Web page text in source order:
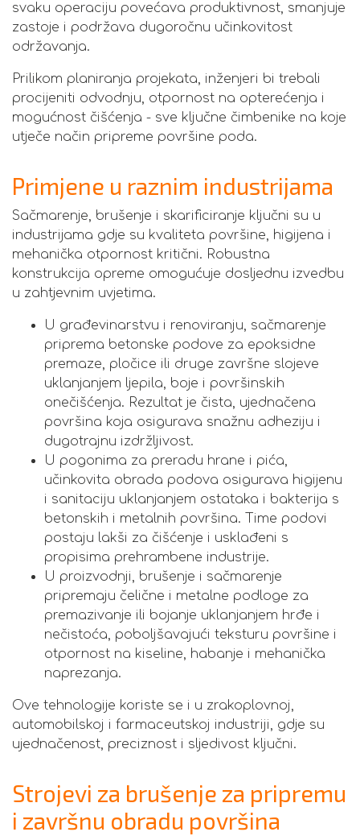
svaku operaciju povećava produktivnost, smanjuje
zastoje i podržava dugoročnu učinkovitost
održavanja.
Prilikom planiranja projekata, inženjeri bi trebali
procijeniti odvodnju, otpornost na opterećenja i
mogućnost čišćenja - sve ključne čimbenike na koje
utječe način pripreme površine poda.
Primjene u raznim industrijama
Sačmarenje, brušenje i skarificiranje ključni su u
industrijama gdje su kvaliteta površine, higijena i
mehanička otpornost kritični. Robustna
konstrukcija opreme omogućuje dosljednu izvedbu
u zahtjevnim uvjetima.
U građevinarstvu i renoviranju, sačmarenje
priprema betonske podove za epoksidne
premaze, pločice ili druge završne slojeve
uklanjanjem ljepila, boje i površinskih
onečišćenja. Rezultat je čista, ujednačena
površina koja osigurava snažnu adheziju i
dugotrajnu izdržljivost.
U pogonima za preradu hrane i pića,
učinkovita obrada podova osigurava higijenu
i sanitaciju uklanjanjem ostataka i bakterija s
betonskih i metalnih površina. Time podovi
postaju lakši za čišćenje i usklađeni s
propisima prehrambene industrije.
U proizvodnji, brušenje i sačmarenje
pripremaju čelične i metalne podloge za
premazivanje ili bojanje uklanjanjem hrđe i
nečistoća, poboljšavajući teksturu površine i
otpornost na kiseline, habanje i mehanička
naprezanja.
Ove tehnologije koriste se i u zrakoplovnoj,
automobilskoj i farmaceutskoj industriji, gdje su
ujednačenost, preciznost i sljedivost ključni.
Strojevi za brušenje za pripremu
i završnu obradu površina